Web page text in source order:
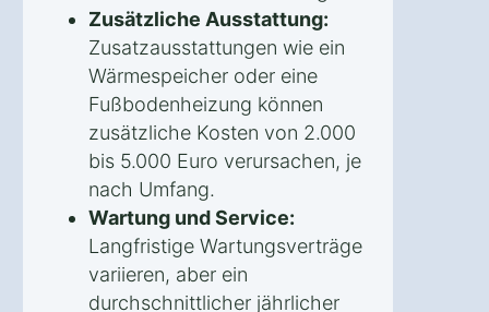
Zusätzliche Ausstattung:
Zusatzausstattungen wie ein
Wärmespeicher oder eine
Fußbodenheizung können
zusätzliche Kosten von 2.000
bis 5.000 Euro verursachen, je
nach Umfang.
Wartung und Service:
Langfristige Wartungsverträge
variieren, aber ein
durchschnittlicher jährlicher